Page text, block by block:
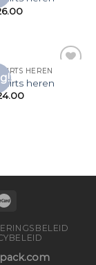
aan
HEREN
heren